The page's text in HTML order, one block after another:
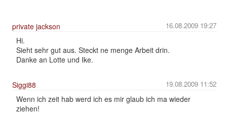
16.08.2009 19:27
private jackson
Hi.
Sieht sehr gut aus. Steckt ne menge Arbeit drin.
Danke an Lotte und Ike.
19.08.2009 11:52
Siggi88
Wenn ich zeit hab werd ich es mir glaub ich ma wieder
ziehen!